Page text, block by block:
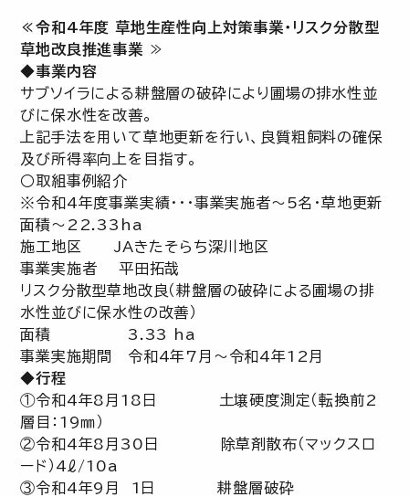
≪令和4年度 草地生産性向上対策事業・リスク分散型
草地改良推進事業 ≫
◆事業内容
サブソイラによる耕盤層の破砕により圃場の排水性並
びに保水性を改善。
上記手法を用いて草地更新を行い、良質粗飼料の確保
及び所得率向上を目指す。
○取組事例紹介
※令和4年度事業実績・・・事業実施者～5名・草地更新
面積～22.33ha
施工地区 JAきたそらち深川地区
事業実施者 平田拓哉
リスク分散型草地改良（耕盤層の破砕による圃場の排
水性並びに保水性の改善）
面積 3.33 ha
事業実施期間 令和4年7月～令和4年12月
◆行程
①令和4年8月18日 土壌硬度測定（転換前2
層目：19㎜）
②令和4年8月30日 除草剤散布（マックスロ
ード）4ℓ/10a
③令和4年9月 1日 耕盤層破砕